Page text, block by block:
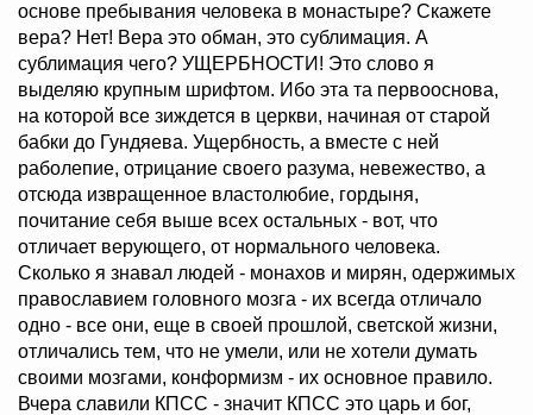
основе пребывания человека в монастыре? Скажете
вера? Нет! Вера это обман, это сублимация. А
сублимация чего? УЩЕРБНОСТИ! Это слово я
выделяю крупным шрифтом. Ибо эта та первооснова,
на которой все зиждется в церкви, начиная от старой
бабки до Гундяева. Ущербность, а вместе с ней
раболепие, отрицание своего разума, невежество, а
отсюда извращенное властолюбие, гордыня,
почитание себя выше всех остальных - вот, что
отличает верующего, от нормального человека.
Сколько я знавал людей - монахов и мирян, одержимых
православием головного мозга - их всегда отличало
одно - все они, еще в своей прошлой, светской жизни,
отличались тем, что не умели, или не хотели думать
своими мозгами, конформизм - их основное правило.
Вчера славили КПСС - значит КПСС это царь и бог,